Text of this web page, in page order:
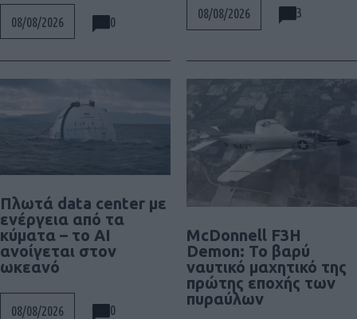
08/08/2026 0
08/08/2026 3
Πλωτά data center με
ενέργεια από τα
κύματα – το AI
ανοίγεται στον
ωκεανό
08/08/2026 0
McDonnell F3H
Demon: Το βαρύ
ναυτικό μαχητικό της
πρώτης εποχής των
πυραύλων